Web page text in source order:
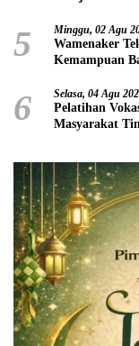
5 Minggu, 02 Agu
Wamenaker
Kemampuan
6 Selasa, 04 Agu
Pelatihan
Masyarakat